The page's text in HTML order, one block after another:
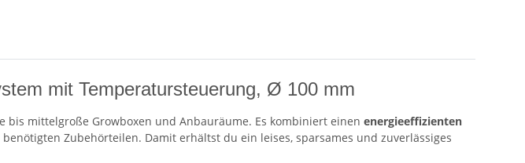
mit Temperatursteuerung, Ø 100 mm
mittelgroße Growboxen und Anbauräume. Es kombiniert einen energieeffizienten
Zubehörteilen. Damit erhältst du ein leises, sparsames und zuverlässiges